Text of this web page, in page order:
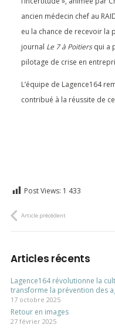
ancien médecin chef au
eu la chance de recevoir la
journal Le 7 à Poitiersqui a
pilotage de crise en
L’équipe de Lagence164
contribué à la réussite de
Post Views: 1 433
Article précédent
Articles récents
Lagence164 révolutionne la
transforme la prévention des
17 octobre 2025
Retour en images
27 février 2025